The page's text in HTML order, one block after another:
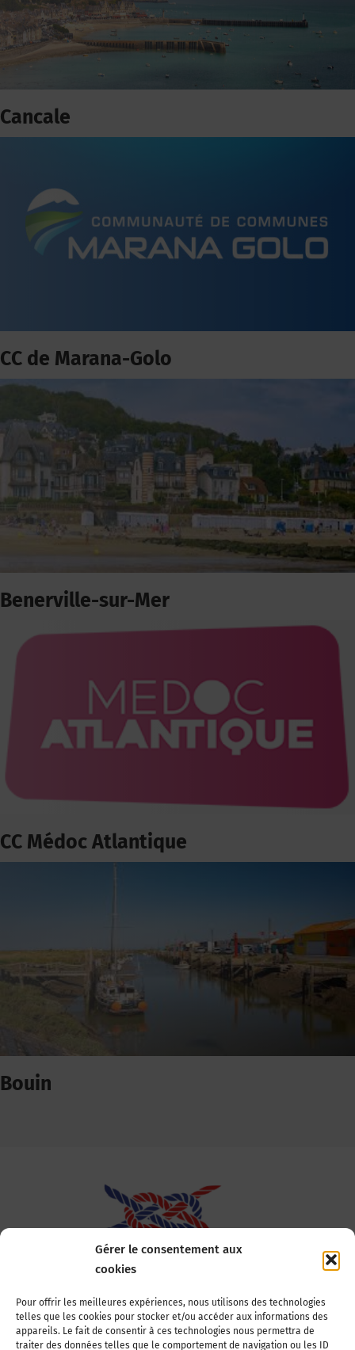
Gérer le consentement aux
cookies
Pour offrir les meilleures expériences, nous utilisons des technologies
telles que les cookies pour stocker et/ou accéder aux informations des
appareils. Le fait de consentir à ces technologies nous permettra de
traiter des données telles que le comportement de navigation ou les ID
Cancale
CC de Marana-Golo
Benerville-sur-Mer
CC Médoc Atlantique
Bouin
Association Nationale des Elus des Littoraux
22, boulevard de la Tour-Maubourg
75007 Paris